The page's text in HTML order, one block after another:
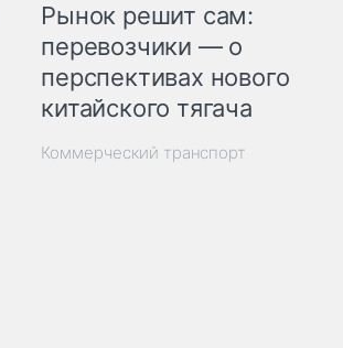
Рынок решит сам:
перевозчики — о
перспективах нового
китайского тягача
Коммерческий транспорт